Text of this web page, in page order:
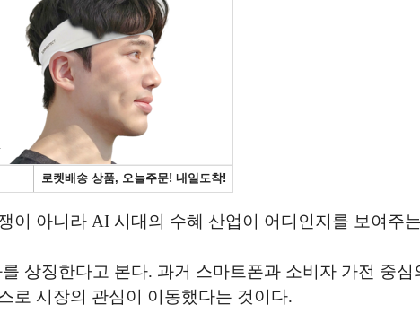
아니라 AI 시대의 수혜 산업이 어디인지를 보여주
상징한다고 본다. 과거 스마트폰과 소비자 가전 중심
로 시장의 관심이 이동했다는 것이다.